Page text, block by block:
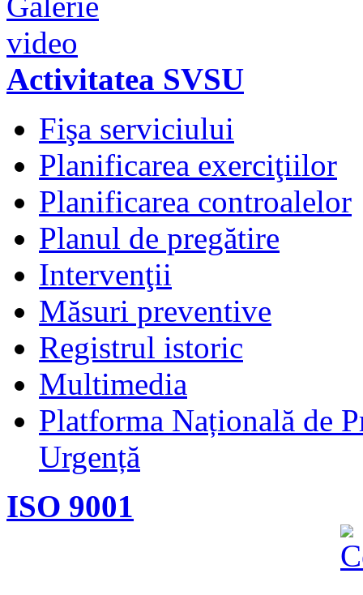
Activitatea SVSU
Fişa serviciului
Planificarea exerciţiilor
Planificarea controalelor
Planul de pregătire
Intervenţii
Măsuri preventive
Registrul istoric
Multimedia
Platforma Națională de
Urgență
ISO 9001